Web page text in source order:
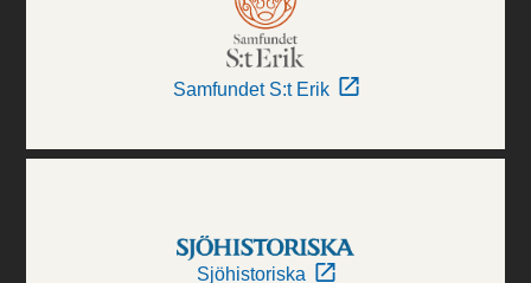
Samfundet S:t Erik
Sjöhistoriska